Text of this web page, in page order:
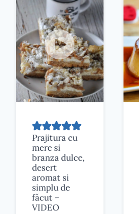
Prajitura cu
mere si
branza dulce,
desert
aromat si
simplu de
făcut –
VIDEO